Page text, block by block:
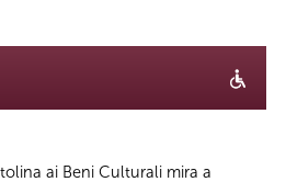
ai Beni Culturali mira a